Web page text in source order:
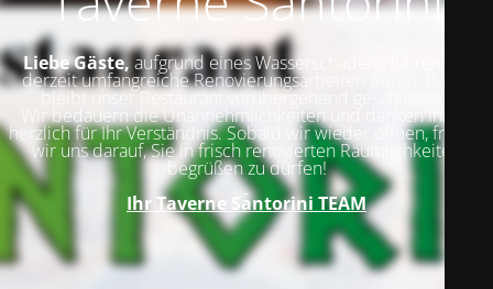
Liebe Gäste,aufgrund eines Wasserschadens führen wir
derzeit umfangreiche Renovierungsarbeiten durch. Daher
bleibt unser Restaurant vorübergehend geschlossen.
Wir bedauern die Unannehmlichkeiten und danken Ihnen
herzlich für Ihr Verständnis. Sobald wir wieder öffnen, freuen
wir uns darauf, Sie in frisch renovierten Räumlichkeiten
begrüßen zu dürfen!
Ihr Taverne Santorini TEAM